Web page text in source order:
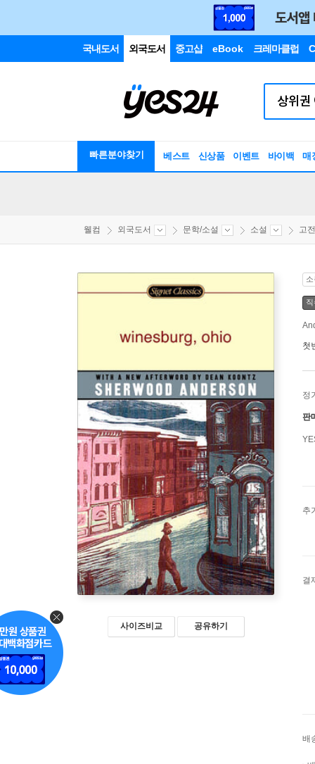
국내도서 외국도서 중고샵 eBook 크레마클럽
빠른분야찾기 베스트 신상품 이벤트 바이백 매
웰컴 외국도서 문학/소설 소설 고
사이즈비교 공유하기
첫
정
판
추
결
배